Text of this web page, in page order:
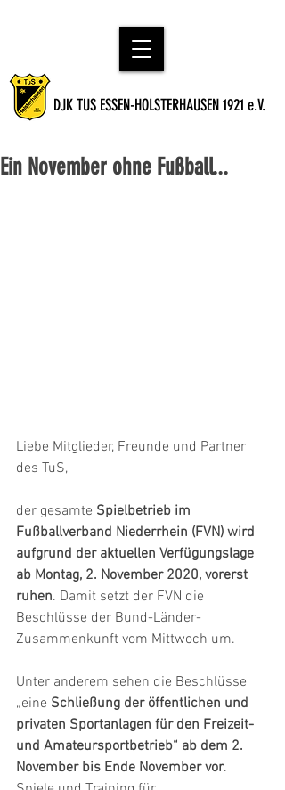
DJK TUS ESSEN-HOLSTERHAUSEN 1921 e.V.
Ein November ohne Fußball...
Liebe Mitglieder, Freunde und Partner
des TuS,
der gesamte Spielbetrieb im
Fußballverband Niederrhein (FVN) wird
aufgrund der aktuellen Verfügungslage
ab Montag, 2. November 2020, vorerst
ruhen. Damit setzt der FVN die
Beschlüsse der Bund-Länder-
Zusammenkunft vom Mittwoch um.
Unter anderem sehen die Beschlüsse
„eine Schließung der öffentlichen und
privaten Sportanlagen für den Freizeit-
und Amateursportbetrieb“ ab dem 2.
November bis Ende November vor.